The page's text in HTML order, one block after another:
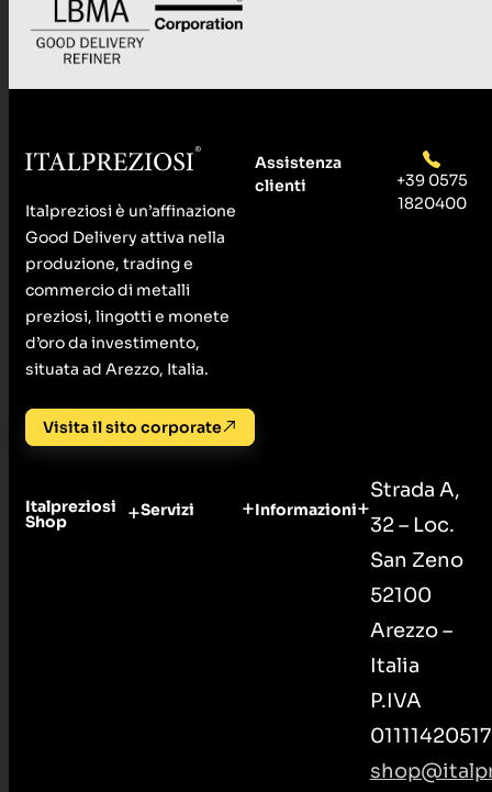
Italpreziosi è un’affinazione
Good Delivery attiva nella
produzione, trading e
commercio di metalli
preziosi, lingotti e monete
d’oro da investimento,
situata ad Arezzo, Italia.
Visita il sito corporate
Assistenza
clienti
+39 0575
1820400
Italpreziosi
Shop
Servizi Informazioni
Strada A,
32 – Loc.
San Zeno
52100
Arezzo –
Italia
P.IVA
01111420517